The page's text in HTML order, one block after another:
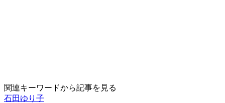
関連キーワードから記事を見る
石田ゆり子